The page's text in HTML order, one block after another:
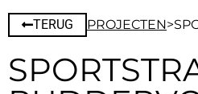
TERUG PROJECTEN>